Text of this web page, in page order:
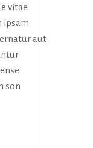
vitae
ipsam
aut
son